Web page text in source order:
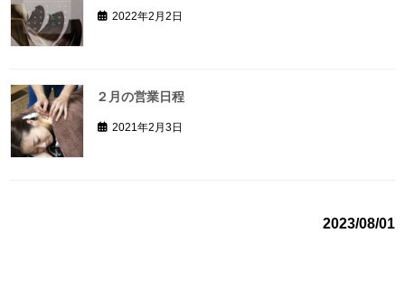
2022年2月2日
２月の営業日程
2021年2月3日
2023/08/01